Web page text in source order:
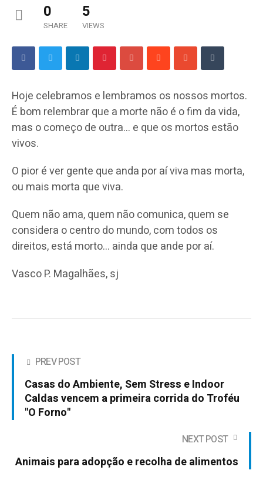
0
SHARE
5
VIEWS
Hoje celebramos e lembramos os nossos mortos.
É bom relembrar que a morte não é o fim da vida,
mas o começo de outra… e que os mortos estão
vivos.
O pior é ver gente que anda por aí viva mas morta,
ou mais morta que viva.
Quem não ama, quem não comunica, quem se
considera o centro do mundo, com todos os
direitos, está morto… ainda que ande por aí.
Vasco P. Magalhães, sj
PREV POST
Casas do Ambiente, Sem Stress e Indoor
Caldas vencem a primeira corrida do Troféu
"O Forno"
NEXT POST
Animais para adopção e recolha de alimentos